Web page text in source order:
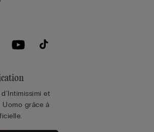
et
Uomo grâce à